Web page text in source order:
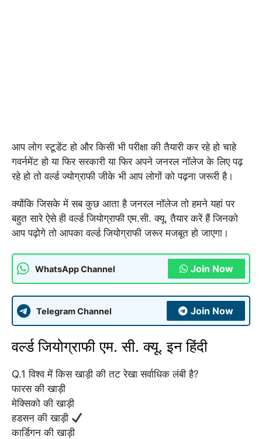
आप लोग स्टूडेंट हो और किसी भी परीक्षा की तैयारी कर रहे हो चाहे
गवर्नमेंट हो या फिर सरकारी या फिर अपने जनरल नॉलेज के लिए पढ़
रहे हो तो वर्ल्ड ज्योग्राफी जीके भी आप लोगों को पढ़ना जरूरी है।
क्योंकि जिसके में सब कुछ आता है जनरल नॉलेज तो हमने यहां पर
बहुत सारे ऐसे ही वर्ल्ड जियोग्राफी एम.सी. क्यू. तैयार करें हैं जिनको
आप पढ़ोगे तो आपका वर्ल्ड जियोग्राफी जरूर मजबूत हो जाएगा।
WhatsApp Channel Join Now
Telegram Channel Join Now
वर्ल्ड जियोग्राफी एम. सी. क्यू. इन हिंदी
Q.1 विश्व में किस खाड़ी की तट रेखा सर्वाधिक लंबी है?
फारस की खाड़ी
मेक्सिको की खाड़ी
हडसन की खाड़ी
कार्डिगन की खाड़ी